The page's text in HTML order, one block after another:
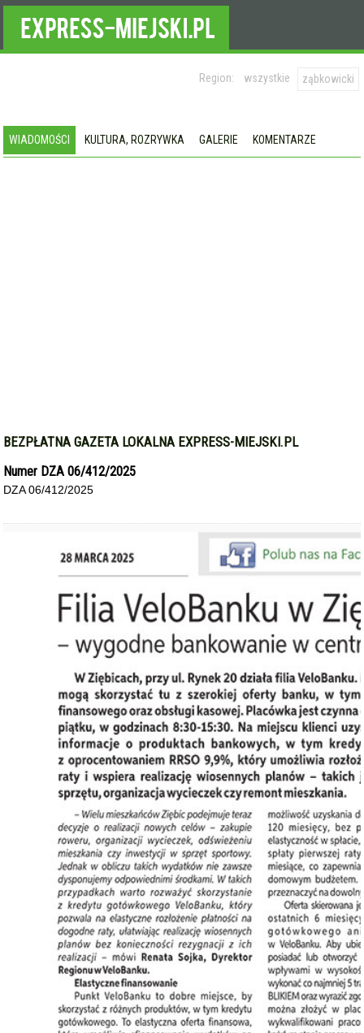
Region: wszystkie ząbkowicki
WIADOMOŚCI KULTURA, ROZRYWKA GALERIE KOMENTARZE
BEZPŁATNA GAZETA LOKALNA EXPRESS-MIEJSKI.PL
Numer DZA 06/412/2025
DZA 06/412/2025